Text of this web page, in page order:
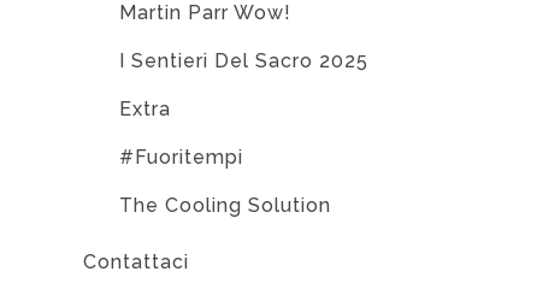
Martin Parr Wow!
I Sentieri Del Sacro 2025
Extra
#Fuoritempi
The Cooling Solution
Contattaci